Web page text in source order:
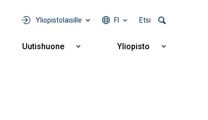
Yliopistolaisille FI Etsi
Uutishuone
Näytä
Yliopisto
Näytä